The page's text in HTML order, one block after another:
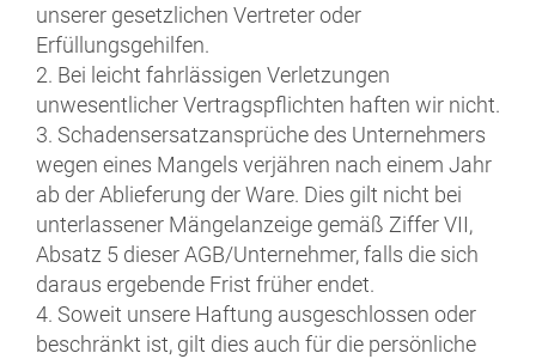
unserer gesetzlichen Vertreter oder
Erfüllungsgehilfen.
2. Bei leicht fahrlässigen Verletzungen
unwesentlicher Vertragspflichten haften wir nicht.
3. Schadensersatzansprüche des Unternehmers
wegen eines Mangels verjähren nach einem Jahr
ab der Ablieferung der Ware. Dies gilt nicht bei
unterlassener Mängelanzeige gemäß Ziffer VII,
Absatz 5 dieser AGB/Unternehmer, falls die sich
daraus ergebende Frist früher endet.
4. Soweit unsere Haftung ausgeschlossen oder
beschränkt ist, gilt dies auch für die persönliche